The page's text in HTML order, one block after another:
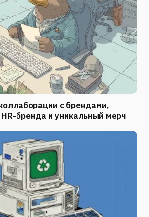
с брендами,
бренда и уникальный мерч